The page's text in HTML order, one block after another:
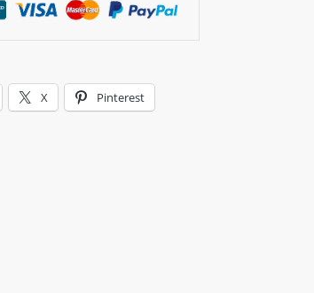
X Pinterest